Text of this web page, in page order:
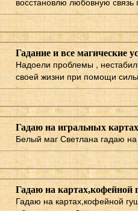
Гадание и все магические
Надоели проблемы ,
своей жизни при помощи
Гадаю на игральных
Белый маг Светлана гадаю
Гадаю на картах,кофейной
Гадаю на картах,кофейной